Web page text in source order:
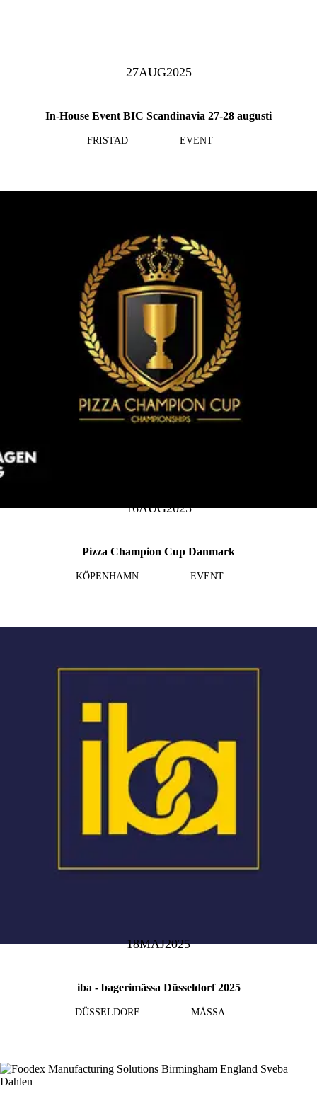
27AUG2025
In-House Event BIC Scandinavia 27-28 augusti
FRISTAD EVENT
16AUG2025
Pizza Champion Cup Danmark
KÖPENHAMN EVENT
18MAJ2025
iba - bagerimässa Düsseldorf 2025
DÜSSELDORF MÄSSA